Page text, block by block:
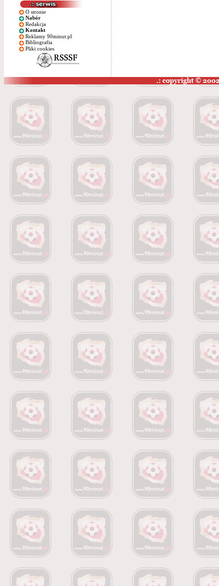
O stronie
Nabór
Redakcja
Kontakt
Reklamy 90minut.pl
Bibliografia
Pliki cookies